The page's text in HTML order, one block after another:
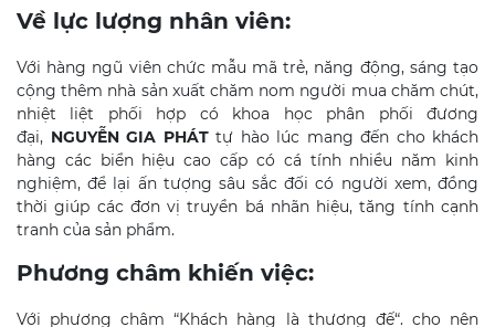
Về lực lượng nhân viên:
Với hàng ngũ viên chức mẫu mã trẻ, năng động, sáng tạo
cộng thêm nhà sản xuất chăm nom người mua chăm chút,
nhiệt liệt phối hợp có khoa học phân phối đương
đại, NGUYỄN GIA PHÁTtự hào lúc mang đến cho khách
hàng các biển hiệu cao cấp có cá tính nhiều năm kinh
nghiệm, để lại ấn tượng sâu sắc đối có người xem, đồng
thời giúp các đơn vị truyền bá nhãn hiệu, tăng tính cạnh
tranh của sản phẩm.
Phương châm khiến việc:
Với phương châm “Khách hàng là thượng đế“. cho nên